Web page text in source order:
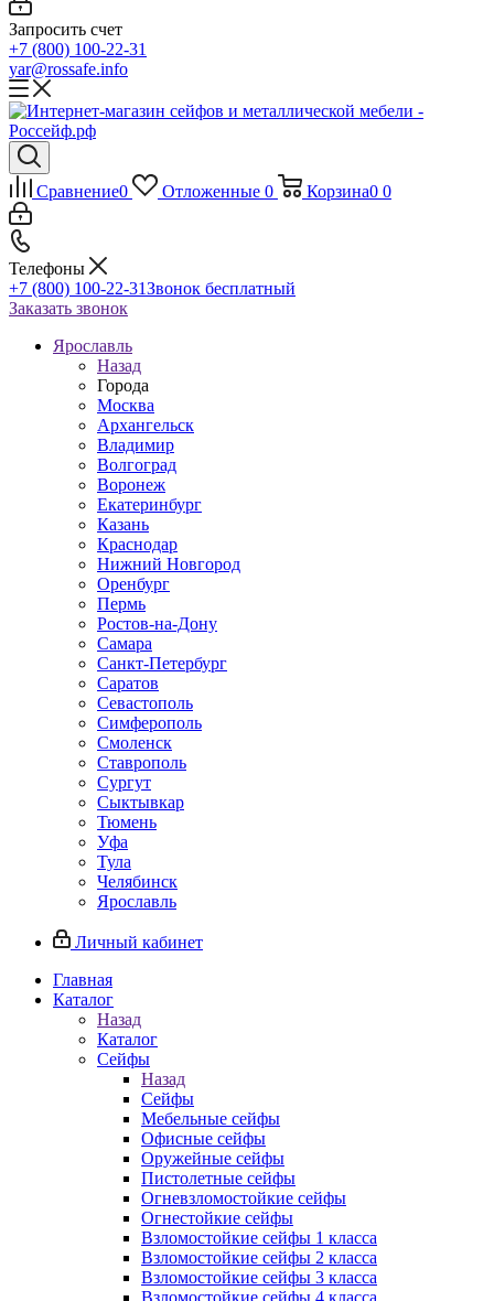
Запросить счет
+7 (800) 100-22-31
yar@rossafe.info
Сравнение0 Отложенные 0 Корзина0 0
Телефоны
+7 (800) 100-22-31Звонок бесплатный
Заказать звонок
Ярославль
Назад
Города
Москва
Архангельск
Владимир
Волгоград
Воронеж
Екатеринбург
Казань
Краснодар
Нижний Новгород
Оренбург
Пермь
Ростов-на-Дону
Самара
Санкт-Петербург
Саратов
Севастополь
Симферополь
Смоленск
Ставрополь
Сургут
Сыктывкар
Тюмень
Уфа
Тула
Челябинск
Ярославль
Личный кабинет
Главная
Каталог
Назад
Каталог
Сейфы
Назад
Сейфы
Мебельные сейфы
Офисные сейфы
Оружейные сейфы
Пистолетные сейфы
Огневзломостойкие сейфы
Огнестойкие сейфы
Взломостойкие сейфы 1 класса
Взломостойкие сейфы 2 класса
Взломостойкие сейфы 3 класса
Взломостойкие сейфы 4 класса